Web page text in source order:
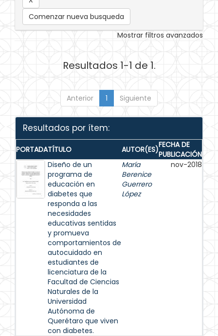
Comenzar nueva busqueda
Mostrar filtros avanzados
Resultados 1-1 de 1.
Anterior 1 Siguiente
Resultados por ítem:
PORTADATÍTULO AUTOR(ES)FECHA DE
PUBLICACIÓN
Diseño de un
programa de
educación en
diabetes que
responda a las
necesidades
educativas sentidas
y promueva
comportamientos de
autocuidado en
estudiantes de
licenciatura de la
Facultad de Ciencias
Naturales de la
Universidad
Autónoma de
Querétaro que viven
con diabetes.
María
Berenice
Guerrero
López
nov-2018